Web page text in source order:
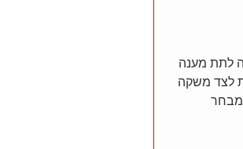
לתת מענה
לצד משקה
מבחר